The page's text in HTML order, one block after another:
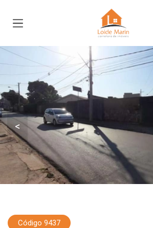
Página inicial
<
Código 9437